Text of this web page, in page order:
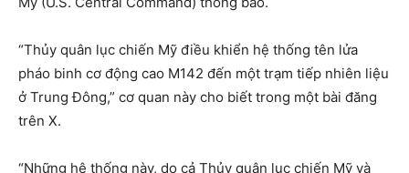
“Thủy quân lục chiến Mỹ điều khiển hệ thống tên lửa
pháo binh cơ động cao M142 đến một trạm tiếp nhiên liệu
ở Trung Đông,” cơ quan này cho biết trong một bài đăng
trên X.
“Những hệ thống này, do cả Thủy quân lục chiến Mỹ và